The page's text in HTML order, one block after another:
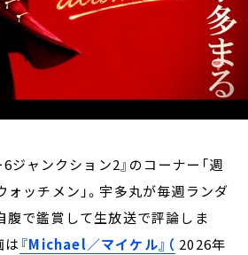
ジャンクション2』のコーナー「週
ッチメン」。宇多丸が毎週ランダ
腹で鑑賞して生放送で評論しま
は 『Michael／マイケル』（ 2026年